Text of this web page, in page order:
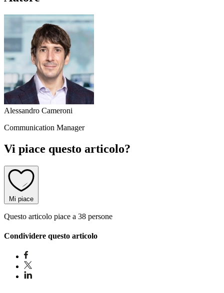
Alessandro Cameroni
Communication Manager
Vi piace questo articolo?
Mi piace
Questo articolo piace a 38 persone
Condividere questo articolo